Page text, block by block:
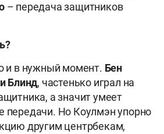
– передача защитников
и в нужный момент. Бен
Блинд, частенько играл на
а значит умеет
передачи. Но Коулмэн упорно
другим центрбекам,